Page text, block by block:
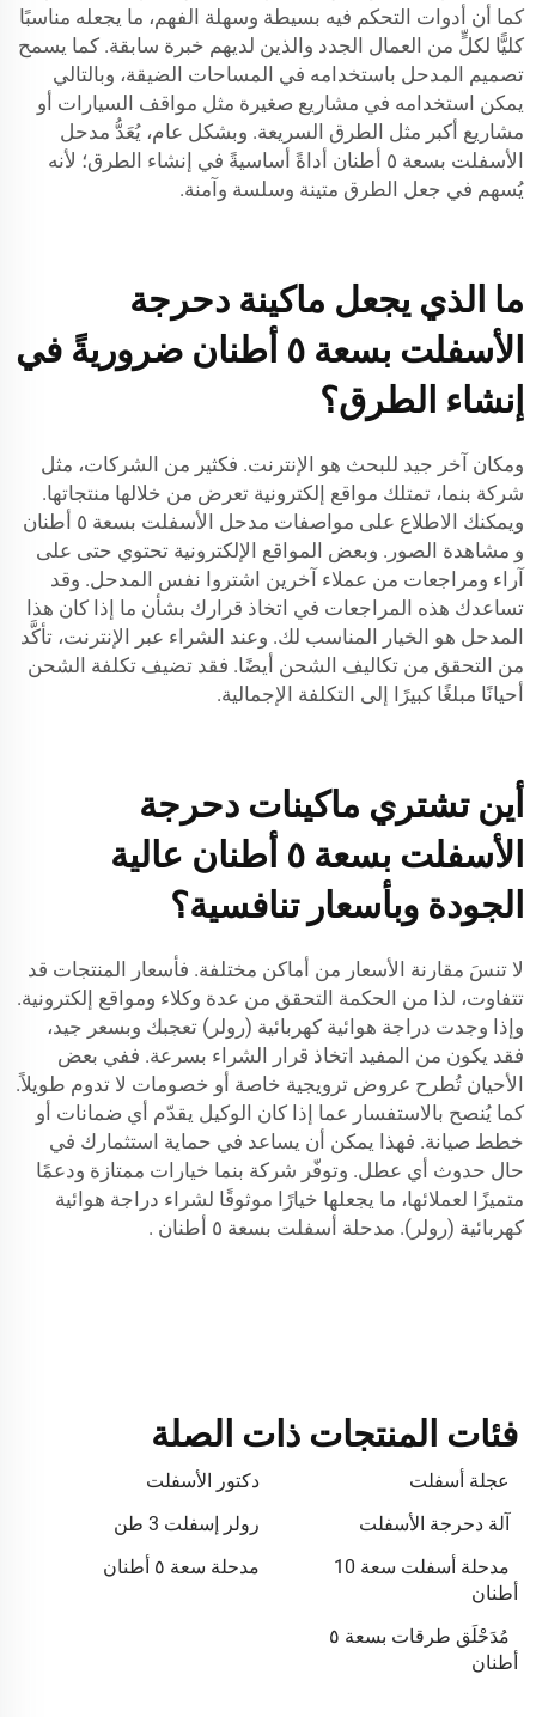
كما أن أدوات التحكم فيه بسيطة وسهلة الفهم، ما يجعله مناسبًا
كليًّا لكلٍّ من العمال الجدد والذين لديهم خبرة سابقة. كما يسمح
تصميم المدحل باستخدامه في المساحات الضيقة، وبالتالي
يمكن استخدامه في مشاريع صغيرة مثل مواقف السيارات أو
مشاريع أكبر مثل الطرق السريعة. وبشكل عام، يُعَدُّ مدحل
الأسفلت بسعة ٥ أطنان أداةً أساسيةً في إنشاء الطرق؛ لأنه
يُسهم في جعل الطرق متينة وسلسة وآمنة.
ما الذي يجعل ماكينة دحرجة
الأسفلت بسعة ٥ أطنان ضروريةً في
إنشاء الطرق؟
ومكان آخر جيد للبحث هو الإنترنت. فكثير من الشركات، مثل
شركة بنما، تمتلك مواقع إلكترونية تعرض من خلالها منتجاتها.
ويمكنك الاطلاع على مواصفات مدحل الأسفلت بسعة ٥ أطنان
و مشاهدة الصور. وبعض المواقع الإلكترونية تحتوي حتى على
آراء ومراجعات من عملاء آخرين اشتروا نفس المدحل. وقد
تساعدك هذه المراجعات في اتخاذ قرارك بشأن ما إذا كان هذا
المدحل هو الخيار المناسب لك. وعند الشراء عبر الإنترنت، تأكَّد
من التحقق من تكاليف الشحن أيضًا. فقد تضيف تكلفة الشحن
أحيانًا مبلغًا كبيرًا إلى التكلفة الإجمالية.
أين تشتري ماكينات دحرجة
الأسفلت بسعة ٥ أطنان عالية
الجودة وبأسعار تنافسية؟
لا تنسَ مقارنة الأسعار من أماكن مختلفة. فأسعار المنتجات قد
تتفاوت، لذا من الحكمة التحقق من عدة وكلاء ومواقع إلكترونية.
وإذا وجدت دراجة هوائية كهربائية (رولر) تعجبك وبسعر جيد،
فقد يكون من المفيد اتخاذ قرار الشراء بسرعة. ففي بعض
الأحيان تُطرح عروض ترويجية خاصة أو خصومات لا تدوم طويلاً.
كما يُنصح بالاستفسار عما إذا كان الوكيل يقدّم أي ضمانات أو
خطط صيانة. فهذا يمكن أن يساعد في حماية استثمارك في
حال حدوث أي عطل. وتوفّر شركة بنما خيارات ممتازة ودعمًا
متميزًا لعملائها، ما يجعلها خيارًا موثوقًا لشراء دراجة هوائية
كهربائية (رولر). مدحلة أسفلت بسعة ٥ أطنان .
فئات المنتجات ذات الصلة
عجلة أسفلت
دكتور الأسفلت
آلة دحرجة الأسفلت
رولر إسفلت 3 طن
مدحلة أسفلت سعة 10
أطنان
مدحلة سعة ٥ أطنان
مُدَحْلَق طرقات بسعة ٥
أطنان